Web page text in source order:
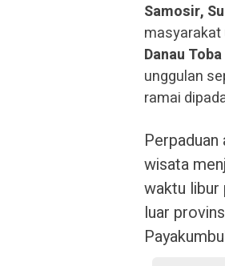
Samosir,
masyarakat
Danau Toba
unggulan
ramai
wisata
waktu libur
luar